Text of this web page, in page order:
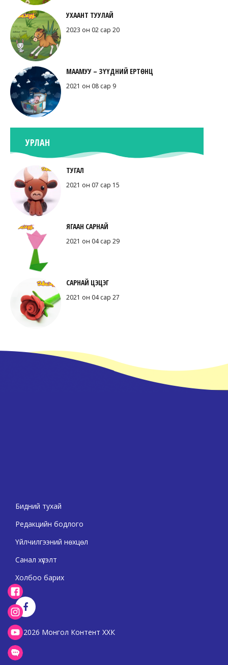
УХААНТ ТУУЛАЙ
2023 он 02 сар 20
МААМУУ – ЗҮҮДНИЙ ЕРТӨНЦ
2021 он 08 сар 9
УРЛАН
ТУГАЛ
2021 он 07 сар 15
ЯГААН САРНАЙ
2021 он 04 сар 29
САРНАЙ ЦЭЦЭГ
2021 он 04 сар 27
Бидний тухай
Редакцийн бодлого
Үйлчилгээний нөхцөл
Санал хүсэлт
Холбоо барих
2026 Монгол Контент ХХК